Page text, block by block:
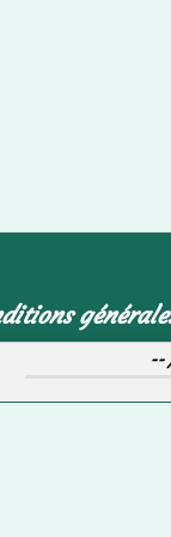
--